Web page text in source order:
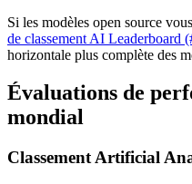
Si les modèles open source
de classement AI Leaderboard
horizontale plus complète des
Évaluations de
mondial
Classement Artificial